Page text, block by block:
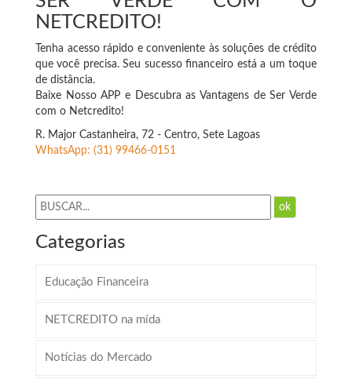
NETCREDITO!
Tenha acesso rápido e conveniente às soluções de crédito
que você precisa. Seu sucesso financeiro está a um toque
de distância.
Baixe Nosso APP e Descubra as Vantagens de Ser Verde
com o Netcredito!
R. Major Castanheira, 72 - Centro, Sete Lagoas
WhatsApp: (31) 99466-0151
ok
Categorias
Educação Financeira
NETCREDITO na mída
Notícias do Mercado